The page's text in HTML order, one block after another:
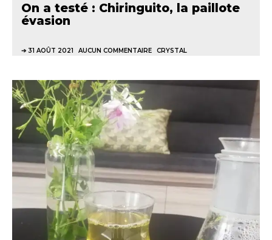
On a testé : Chiringuito, la paillote
évasion
31 AOÛT 2021 AUCUN COMMENTAIRE CRYSTAL